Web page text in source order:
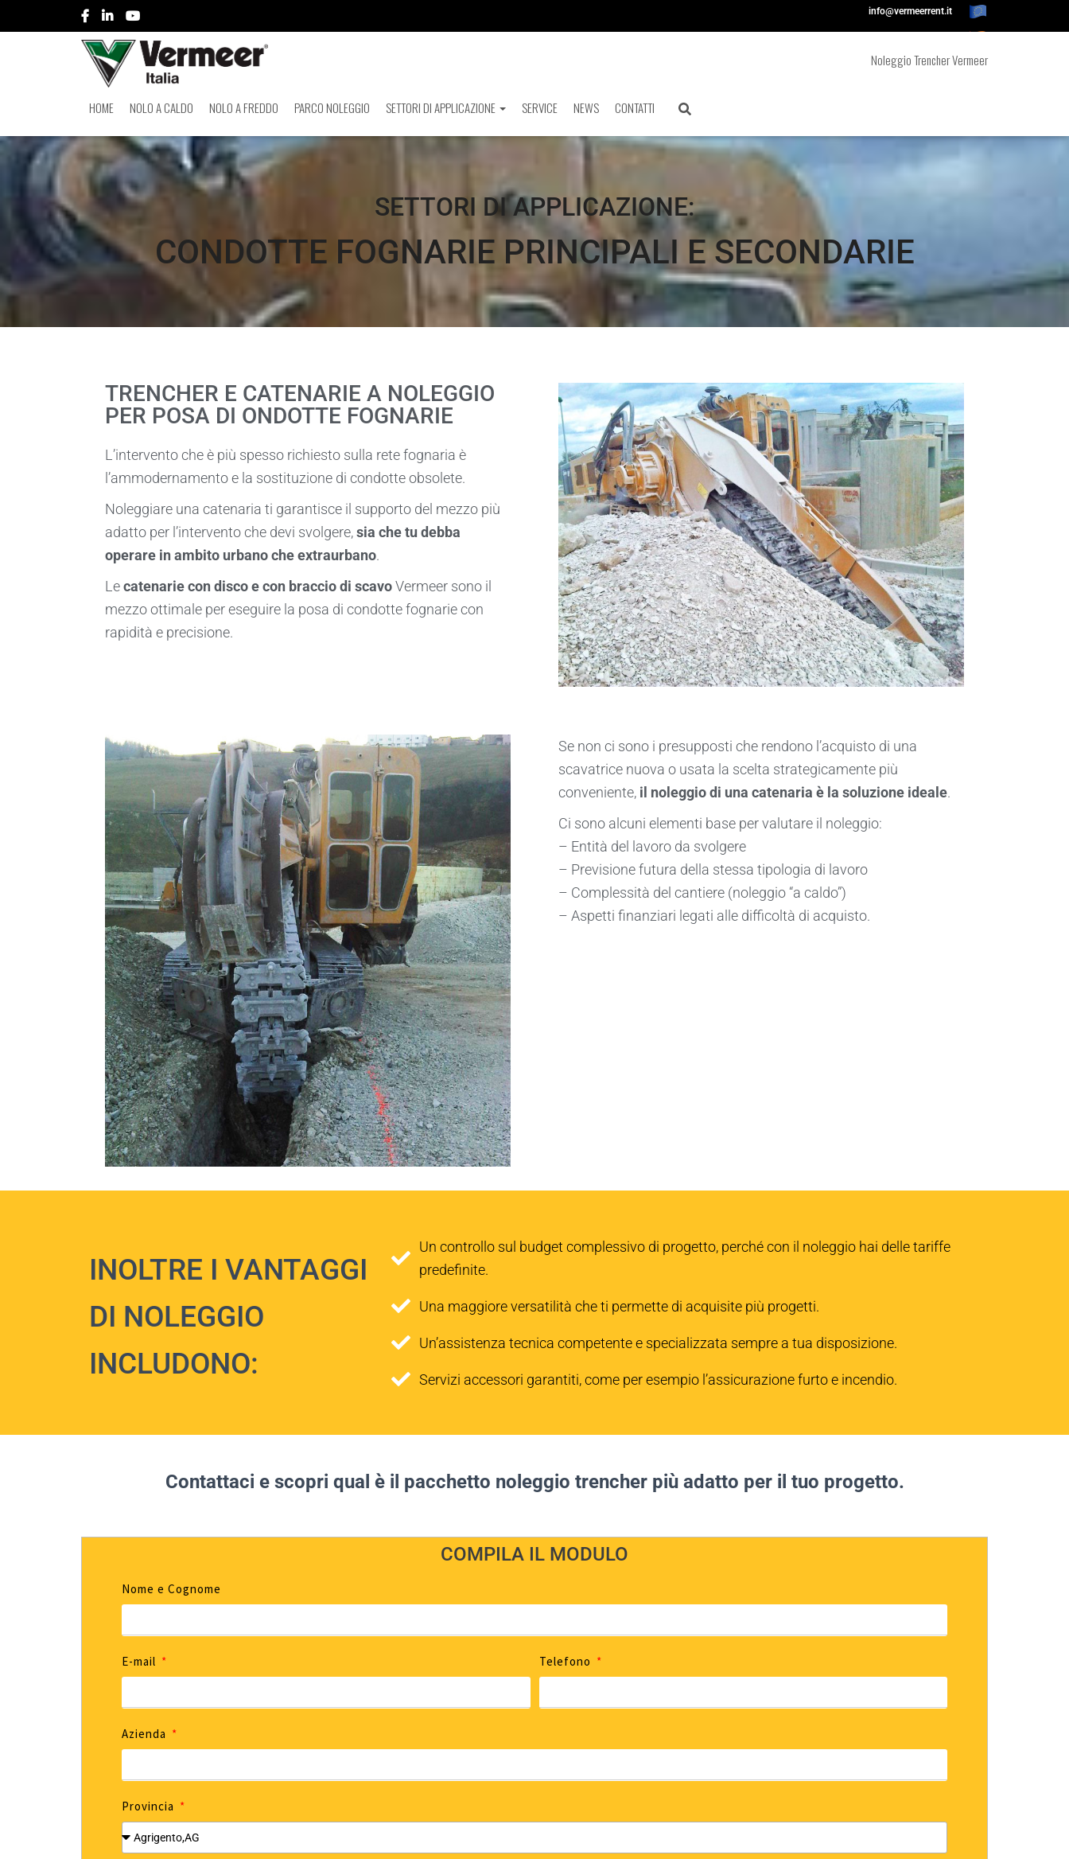
info@vermeerrent.it
Noleggio Trencher Vermeer
HOME NOLO A CALDO NOLO A FREDDO PARCO NOLEGGIO SETTORI DI APPLICAZIONE SERVICE NEWS CONTATTI
SETTORI DI APPLICAZIONE:
CONDOTTE FOGNARIE PRINCIPALI E SECONDARIE
TRENCHER E CATENARIE A NOLEGGIO
PER POSA DI ONDOTTE FOGNARIE
L’intervento che è più spesso richiesto sulla rete fognaria è
l’ammodernamento e la sostituzione di condotte obsolete.
Noleggiare una catenaria ti garantisce il supporto del mezzo più
adatto per l’intervento che devi svolgere,sia che tu debba
operare in ambito urbano che extraurbano.
Lecatenarie con disco e con braccio di scavoVermeer sono il
mezzo ottimale per eseguire la posa di condotte fognarie con
rapidità e precisione.
Se non ci sono i presupposti che rendono l’acquisto di una
scavatrice nuova o usata la scelta strategicamente più
conveniente, il noleggio di una catenaria è la soluzione ideale.
Ci sono alcuni elementi base per valutare il noleggio:
– Entità del lavoro da svolgere
– Previsione futura della stessa tipologia di lavoro
– Complessità del cantiere (noleggio “a caldo”)
– Aspetti finanziari legati alle difficoltà di acquisto.
INOLTRE I VANTAGGI
DI NOLEGGIO
INCLUDONO:
Un controllo sul budget complessivo di progetto, perché con il noleggio hai delle tariffe
predefinite.
Una maggiore versatilità che ti permette di acquisite più progetti.
Un’assistenza tecnica competente e specializzata sempre a tua disposizione.
Servizi accessori garantiti, come per esempio l’assicurazione furto e incendio.
Contattaci e scopri qual è il pacchetto noleggio trencher più adatto per il tuo progetto.
COMPILA IL MODULO
Nome e Cognome
E-mail Telefono
Azienda
Provincia